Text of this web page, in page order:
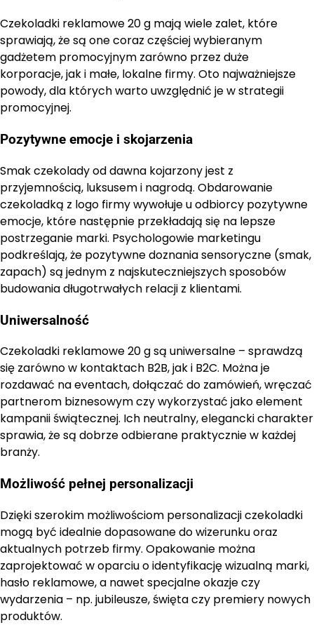
Czekoladki reklamowe 20 g mają wiele zalet, które
sprawiają, że są one coraz częściej wybieranym
gadżetem promocyjnym zarówno przez duże
korporacje, jak i małe, lokalne firmy. Oto najważniejsze
powody, dla których warto uwzględnić je w strategii
promocyjnej.
Pozytywne emocje i skojarzenia
Smak czekolady od dawna kojarzony jest z
przyjemnością, luksusem i nagrodą. Obdarowanie
czekoladką z logo firmy wywołuje u odbiorcy pozytywne
emocje, które następnie przekładają się na lepsze
postrzeganie marki. Psychologowie marketingu
podkreślają, że pozytywne doznania sensoryczne (smak,
zapach) są jednym z najskuteczniejszych sposobów
budowania długotrwałych relacji z klientami.
Uniwersalność
Czekoladki reklamowe 20 g są uniwersalne – sprawdzą
się zarówno w kontaktach B2B, jak i B2C. Można je
rozdawać na eventach, dołączać do zamówień, wręczać
partnerom biznesowym czy wykorzystać jako element
kampanii świątecznej. Ich neutralny, elegancki charakter
sprawia, że są dobrze odbierane praktycznie w każdej
branży.
Możliwość pełnej personalizacji
Dzięki szerokim możliwościom personalizacji czekoladki
mogą być idealnie dopasowane do wizerunku oraz
aktualnych potrzeb firmy. Opakowanie można
zaprojektować w oparciu o identyfikację wizualną marki,
hasło reklamowe, a nawet specjalne okazje czy
wydarzenia – np. jubileusze, święta czy premiery nowych
produktów.